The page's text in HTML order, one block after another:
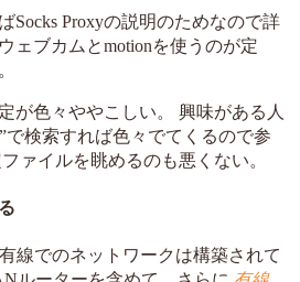
Socks Proxyの説明のためなので詳
ェブカムとmotionを使うのが定
が色々ややこしい。 興味がある人
で検索すれば色々でてくるので参
ァイルを眺めるのも悪くない。
線でのネットワークは構築されて